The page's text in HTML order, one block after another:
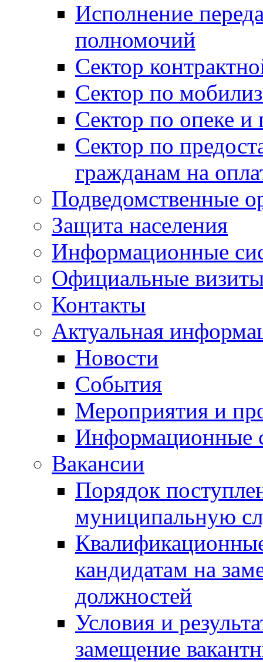
Исполнение
полномочий
Сектор
Сектор по
Сектор по опеке и
Сектор по
гражданам на
Подведомственные
Защита населения
Информационные
Официальные
Контакты
Актуальная
Новости
События
Мероприятия и
Информационные
Вакансии
Порядок
муниципальную
кандидатам на
должностей
Условия и
замещение